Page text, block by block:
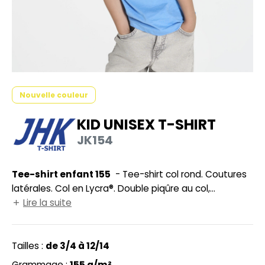
DE SERIE
VISIBILITE
MODULABLES
DE MAISON
IN EUROPE
SI ON L'APPELAIT FRANCIS
BY PROMODORO
HALES
Nouvelle couleur
KID UNISEX T-SHIRT
JK154
Tee-shirt enfant 155
latérales. Col en Lycra®. Double piqûre au col,
manches et taille. Bande de propreté d'épaule à
Lire la suite
Tailles : de 3/4 à 12/14